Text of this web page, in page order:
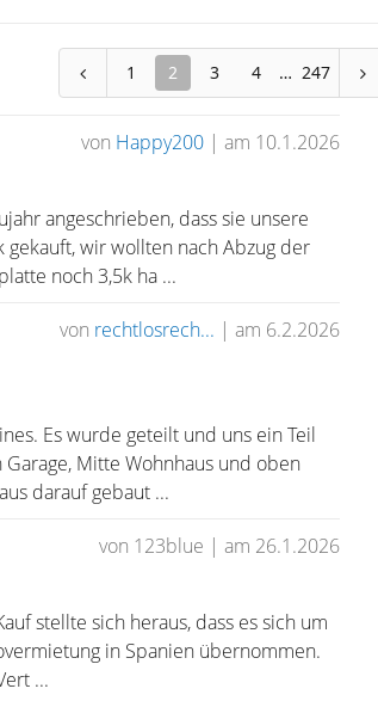
1 2 3 4 247
von Happy200 | am 10.1.2026
angeschrieben, dass sie unsere
wir wollten nach Abzug der
noch 3,5k ha ...
von rechtlosrech... | am 6.2.2026
Es wurde geteilt und uns ein Teil
Mitte Wohnhaus und oben
darauf gebaut ...
von 123blue | am 26.1.2026
stellte sich heraus, dass es sich um
in Spanien übernommen.
...